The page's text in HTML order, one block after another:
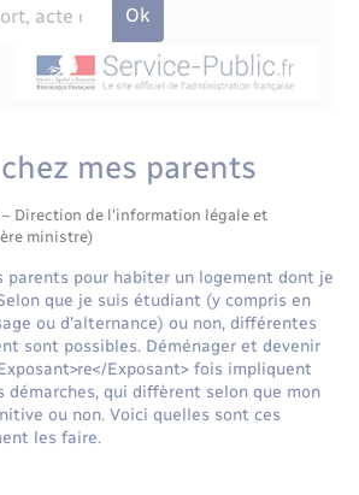
mes parents
Direction de l'information légale et
ministre)
parents pour habiter un logement dont je
que je suis étudiant (y compris en
ou d'alternance) ou non, différentes
sont possibles. Déménager et devenir
Exposant> fois impliquent
démarches, qui diffèrent selon que mon
ou non. Voici quelles sont ces
les faire.